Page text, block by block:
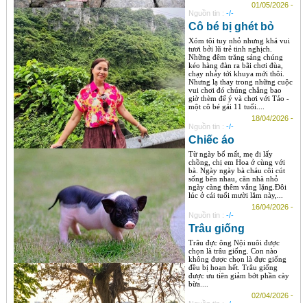
01/05/2026 -
Nguồn tin : -/-
Cô bé bị ghét bỏ
Xóm tôi tuy nhỏ nhưng khá vui
tươi bởi lũ trẻ tinh nghịch.
Những đêm trăng sáng chúng
kéo hàng đàn ra bãi chơi đùa,
chạy nhảy tới khuya mới thôi.
Nhưng lạ thay trong những cuộc
vui chơi đó chúng chẳng bao
giờ thèm để ý và chơi với Tảo -
một cô bé gái 11 tuổi....
18/04/2026 -
Nguồn tin : -/-
Chiếc áo
Từ ngày bố mất, mẹ đi lấy
chồng, chị em Hoa ở cùng với
bà. Ngày ngày bà cháu côi cút
sống bên nhau, căn nhà nhỏ
ngày càng thêm vắng lặng.Đôi
lúc ở cái tuổi mười lăm này,...
16/04/2026 -
Nguồn tin : -/-
Trâu giống
Trâu đực ông Nội nuôi được
chọn là trâu giống. Con nào
không được chọn là đực giống
đều bị hoạn hết. Trâu giống
được ưu tiên giảm bớt phần cày
bừa....
02/04/2026 -